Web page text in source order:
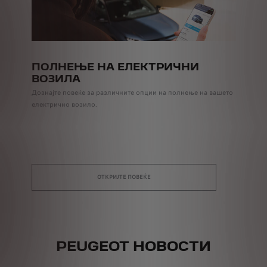
ПОЛНЕЊЕ НА ЕЛЕКТРИЧНИ
ВОЗИЛА
Дознајте повеќе за различните опции на полнење на вашето
електрично возило.
ОТКРИЈТЕ ПОВЕЌЕ
PEUGEOT НОВОСТИ